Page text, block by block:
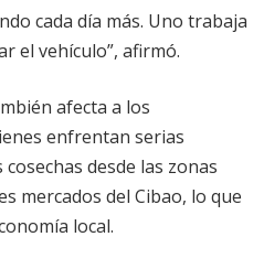
cada día más. Uno trabaja
el vehículo”, afirmó.
afecta a los
enfrentan serias
desde las zonas
mercados del Cibao, lo que
local.